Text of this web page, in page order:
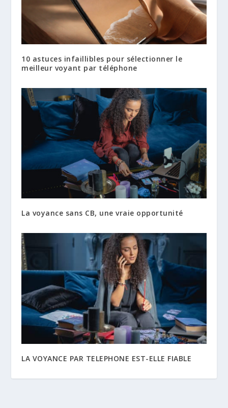
10 astuces infaillibles pour sélectionner le
meilleur voyant par téléphone
La voyance sans CB, une vraie opportunité
LA VOYANCE PAR TELEPHONE EST-ELLE FIABLE